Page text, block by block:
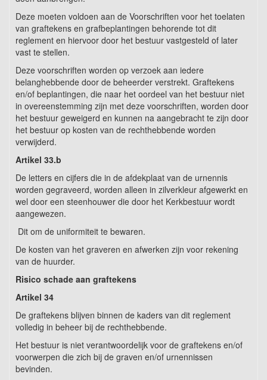
Deze moeten voldoen aan de Voorschriften voor het toelaten
van graftekens en grafbeplantingen behorende tot dit
reglement en hiervoor door het bestuur vastgesteld of later
vast te stellen.
Deze voorschriften worden op verzoek aan iedere
belanghebbende door de beheerder verstrekt. Graftekens
en/of beplantingen, die naar het oordeel van het bestuur niet
in overeenstemming zijn met deze voorschriften, worden door
het bestuur geweigerd en kunnen na aangebracht te zijn door
het bestuur op kosten van de rechthebbende worden
verwijderd.
Artikel 33.b
De letters en cijfers die in de afdekplaat van de urnennis
worden gegraveerd, worden alleen in zilverkleur afgewerkt en
wel door een steenhouwer die door het Kerkbestuur wordt
aangewezen.
Dit om de uniformiteit te bewaren.
De kosten van het graveren en afwerken zijn voor rekening
van de huurder.
Risico schade aan graftekens
Artikel 34
De graftekens blijven binnen de kaders van dit reglement
volledig in beheer bij de rechthebbende.
Het bestuur is niet verantwoordelijk voor de graftekens en/of
voorwerpen die zich bij de graven en/of urnennissen
bevinden.